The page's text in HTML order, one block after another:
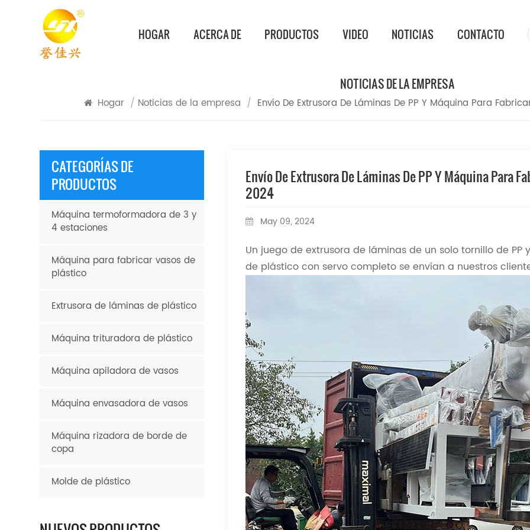
HOGAR ACERCA DE PRODUCTOS VIDEO NOTICIAS CONTACTO
NOTICIAS DE LA EMPRESA
Hogar / Noticias de la empresa / Envío De Extrusora De Láminas De PP Y Máquina Para
Envío De Extrusora De Láminas De PP Y Máquina Para
2024
May 09, 2024
Un juego de extrusora de láminas de un solo tornillo de
de plástico con servo completo se envían a nuestros
CATEGORÍAS DE
PRODUCTOS
Máquina termoformadora de 3 y
4 estaciones
Máquina para fabricar vasos de
plástico
Extrusora de láminas de plástico
Máquina trituradora de plástico
Máquina apiladora de vasos
Máquina envasadora de vasos
Máquina rizadora de borde de
copa
Molde de plástico